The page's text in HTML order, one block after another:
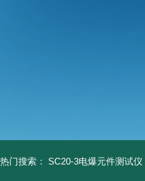
热门搜索： SC20-3电爆元件测试仪